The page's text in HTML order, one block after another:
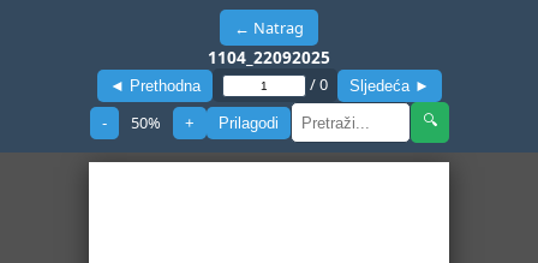
← Natrag
1104_22092025
◄ Prethodna /0 Sljedeća ►
- 50% + Prilagodi 🔍